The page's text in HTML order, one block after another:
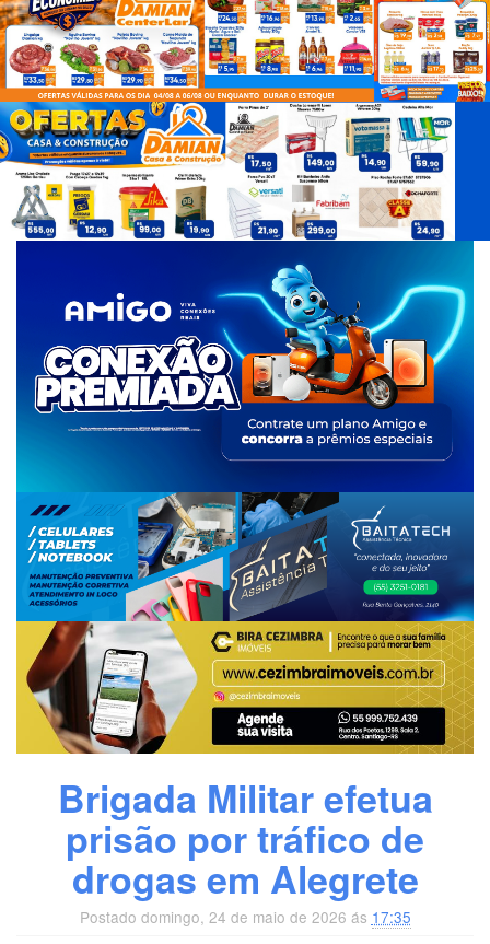
d
e
a
g
s
Brigada Militar efetua
prisão por tráfico de
drogas em Alegrete
Postado domingo, 24 de maio de 2026 ás 17:35